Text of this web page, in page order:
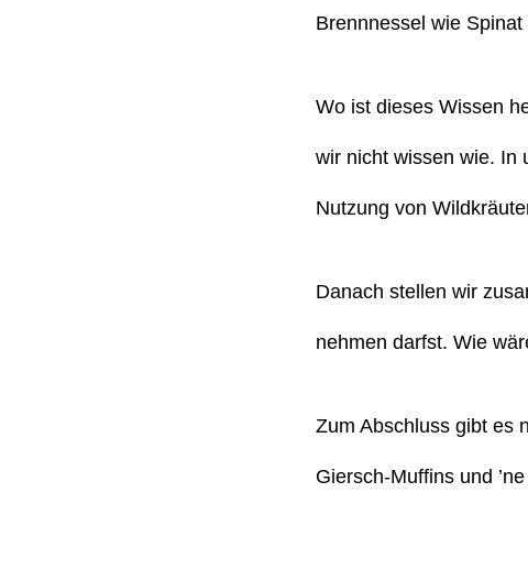
Brennnessel wie
Wo ist dieses Wissen
wir nicht wissen wie. In
Nutzung von
Danach stellen wir
nehmen darfst. Wie
Zum Abschluss gibt es
Giersch-Muffins und